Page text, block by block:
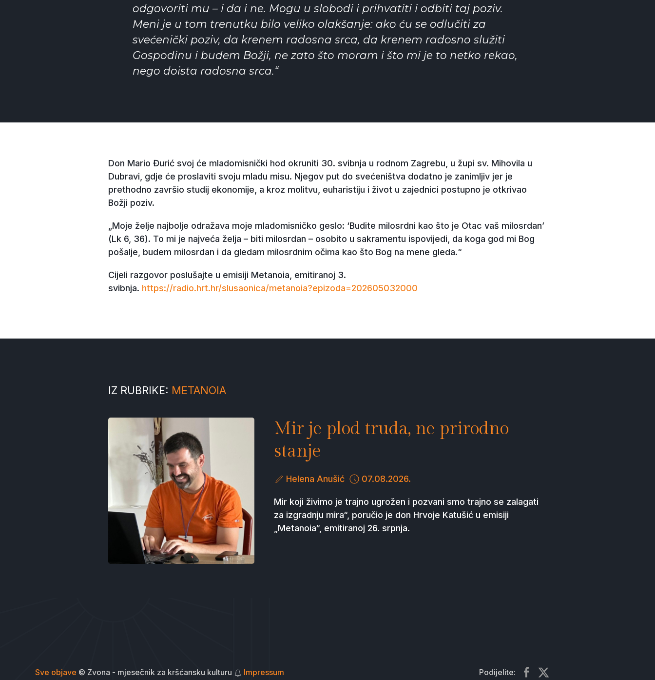
odgovoriti mu – i da i ne. Mogu u slobodi i prihvatiti i odbiti taj poziv.
Meni je u tom trenutku bilo veliko olakšanje: ako ću se odlučiti za
svećenički poziv, da krenem radosna srca, da krenem radosno služiti
Gospodinu i budem Božji, ne zato što moram i što mi je to netko rekao,
nego doista radosna srca.“
Don Mario Đurić svoj će mladomisnički hod okruniti 30. svibnja u rodnom Zagrebu, u župi sv. Mihovila u
Dubravi, gdje će proslaviti svoju mladu misu. Njegov put do svećeništva dodatno je zanimljiv jer je
prethodno završio studij ekonomije, a kroz molitvu, euharistiju i život u zajednici postupno je otkrivao
Božji poziv.
„Moje želje najbolje odražava moje mladomisničko geslo: ‘Budite milosrdni kao što je Otac vaš milosrdan’
(Lk 6, 36). To mi je najveća želja – biti milosrdan – osobito u sakramentu ispovijedi, da koga god mi Bog
pošalje, budem milosrdan i da gledam milosrdnim očima kao što Bog na mene gleda.“
Cijeli razgovor poslušajte u emisiji Metanoia, emitiranoj 3.
svibnja. https://radio.hrt.hr/slusaonica/metanoia?epizoda=202605032000
IZ RUBRIKE: METANOIA
Mir je plod truda, ne prirodno
stanje
Helena Anušić 07.08.2026.
Mir koji živimo je trajno ugrožen i pozvani smo trajno se zalagati
za izgradnju mira“, poručio je don Hrvoje Katušić u emisiji
„Metanoia“, emitiranoj 26. srpnja.
Sve objave © Zvona - mjesečnik za kršćansku kulturu Impressum Podijelite: